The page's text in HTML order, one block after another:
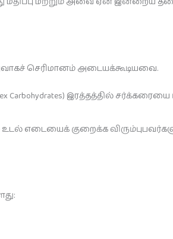
செரிமானம் அடையக்கூடியவை.
இரத்தத்தில் சர்க்கரையை
எடையைக் குறைக்க